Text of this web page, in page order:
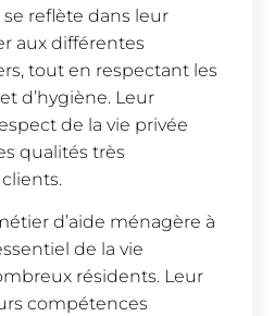
reflète dans leur
aux différentes
tout en respectant les
d’hygiène. Leur
de la vie privée
qualités très
d’aide ménagère à
de la vie
résidents. Leur
compétences